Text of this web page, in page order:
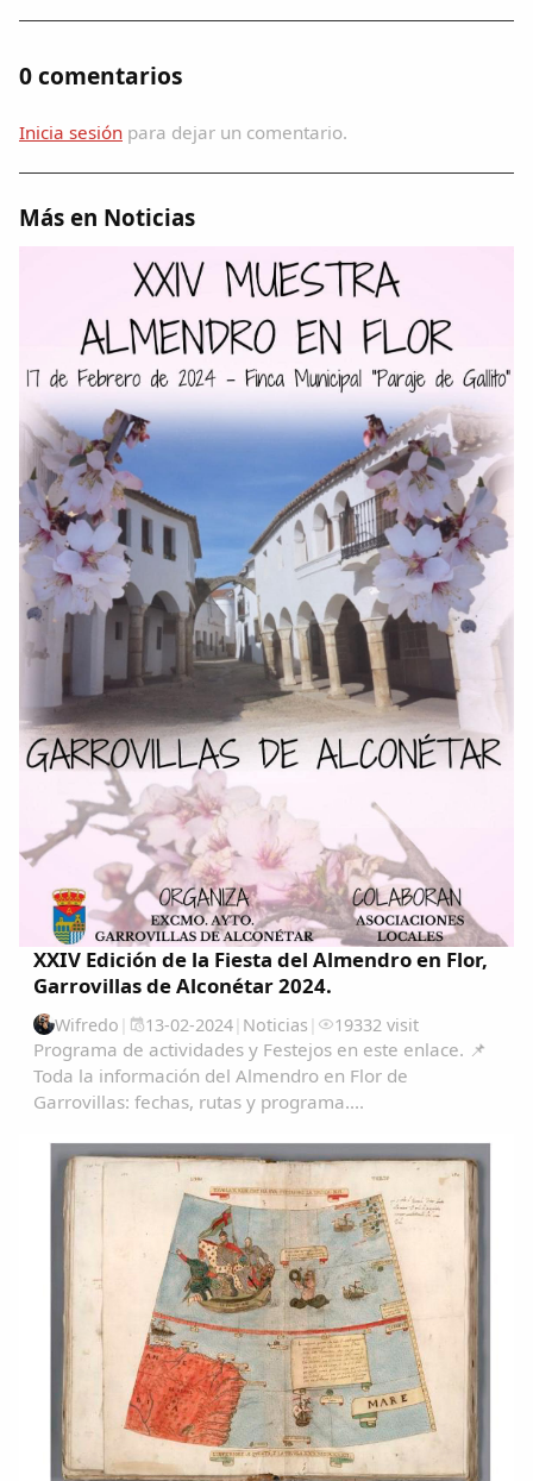
0 comentarios
Inicia sesión para dejar un comentario.
Más en Noticias
XXIV Edición de la Fiesta del Almendro en Flor,
Garrovillas de Alconétar 2024.
Wifredo | 13-02-2024| Noticias | 19332 visit
Programa de actividades y Festejos en este enlace. 📌
Toda la información del Almendro en Flor de
Garrovillas: fechas, rutas y programa....